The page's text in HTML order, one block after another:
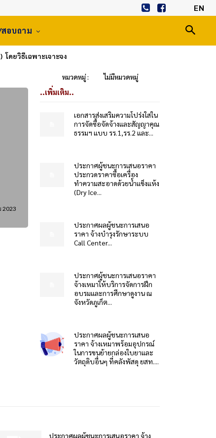
EN
อบถาม
ดยวิธีเฉพาะเจาะจง
หมวดหมู่ : ไม่มีหมวดหมู่
2023
..เพิ่มเติม..
เอกสารส่งเสริมความโปร่งใสใน
การจัดซื้อจัดจ้างและสัญญาคุณ
ธรรมฯ แบบ รร.1,รร.2 และ...
ประกาศผู้ชนะการเสนอราคา
ประกวดราคาซื้อเครื่อง
ทำความสะอาดด้วยน้ำแข็งแห้ง
(Dry Ice...
ประกาศผลผู้ชนะการเสนอ
ราคา จ้างบำรุงรักษาระบบ
Call Center...
ประกาศผู้ชนะการเสนอราคา
จ้างเหมาให้บริการจัดการฝึก
อบรมและการศึกษาดูงาน ณ
จังหวัดภูเก็ต...
ประกาศผลผู้ชนะการเสนอ
ราคา จ้างเหมาพร้อมอุปกรณ์
ในการขนย้ายกล่องใบยาและ
วัตถุดิบอื่นๆ ที่คลังพัสดุ ยสท....
ประกาศผลผู้ชนะการเสนอราคา จ้าง